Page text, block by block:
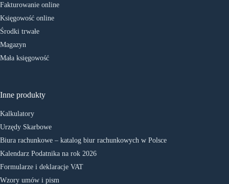
Fakturowanie online
Księgowość online
Środki trwałe
Magazyn
Mała księgowość
Inne produkty
Kalkulatory
Urzędy Skarbowe
Biura rachunkowe – katalog biur rachunkowych w Polsce
Kalendarz Podatnika na rok 2026
Formularze i deklaracje VAT
Wzory umów i pism